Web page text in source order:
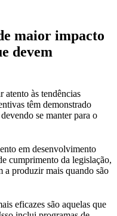
maior impacto
devem
atento às tendências
têm demonstrado
se manter para o
em desenvolvimento
cumprimento da legislação,
a produzir mais quando são
eficazes são aquelas que